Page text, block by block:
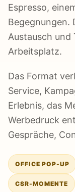
Espresso,
Begegnungen.
Austausch und
Arbeitsplatz.
Das Format
Service,
Erlebnis, das
Werbedruck
Gespräche,
OFFICE POP-UP
CSR-MOMENTE